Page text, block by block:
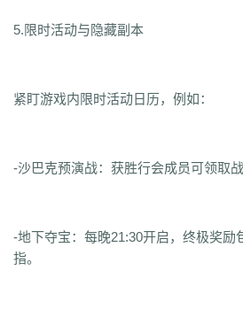
5.限时活动与隐藏副本
紧盯游戏内限时活动日历，例如：
-沙巴克预演战：获胜行会成员可领取战
-地下夺宝：每晚21:30开启，终极奖励
指。